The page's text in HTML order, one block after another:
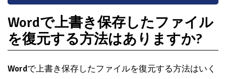
Wordで上書き保存したファイル
を復元する方法はありますか?
Wordで上書き保存したファイルを復元する方法はいく